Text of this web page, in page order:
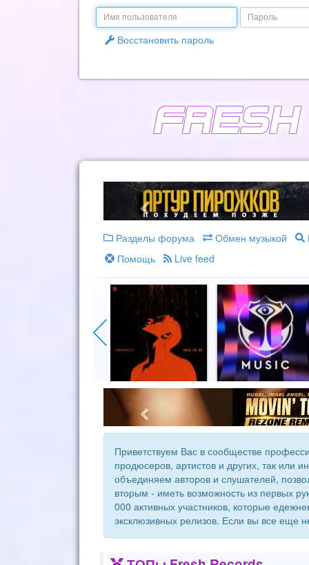
Email
Пароль
Восстановить пароль
Разделы форума Обмен музыкой
Помощь
Live feed
Приветствуем Вас в сообществе
продюсеров, артистов и других, так или
объединяем авторов и слушателей,
вторым - иметь возможность из первых
000 активных участников, которые
эксклюзивных релизов. Если вы все еще